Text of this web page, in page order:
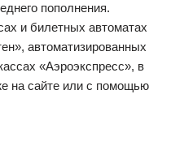
пополнения.
и билетных автоматах
автоматизированных
«Аэроэкспресс», в
на сайте или с помощью